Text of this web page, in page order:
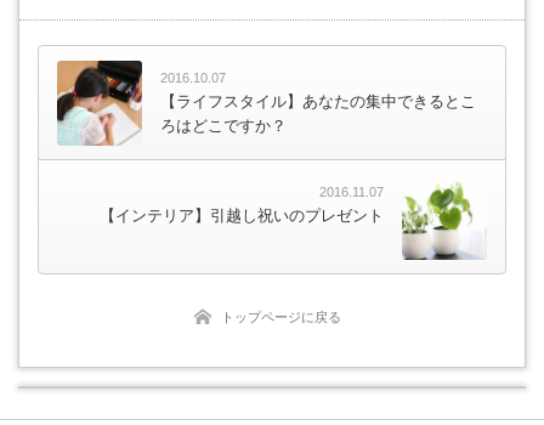
2016.10.07
【ライフスタイル】あなたの集中できるとこ
ろはどこですか？
2016.11.07
【インテリア】引越し祝いのプレゼント
トップページに戻る